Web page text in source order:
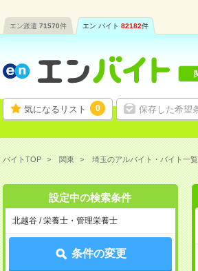
エン派遣 71570件 エン バイト 82182件
気になるリスト 0 保存した希望
バイトTOP 関東 埼玉のアルバイト・バイト一覧
設定中の検索条件
北越谷 / 栄養士・管理栄養士
条件の変更